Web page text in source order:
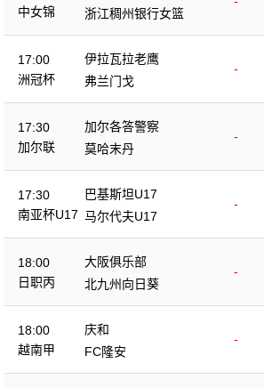
中女锦
浙江稠州银行女篮
17:00
洲冠杯
伊拉瓦拉老鹰
-
弗兰门戈
17:30
加尔联
加尔各答警察
-
莫哈末丹
17:30
南亚杯U17
巴基斯坦U17
-
马尔代夫U17
18:00
日职丙
大阪俱乐部
-
北九州向日葵
18:00
越南甲
庆和
-
FC隆安